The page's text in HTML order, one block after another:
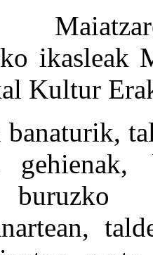
ikasleak
Kultur
banaturik,
,